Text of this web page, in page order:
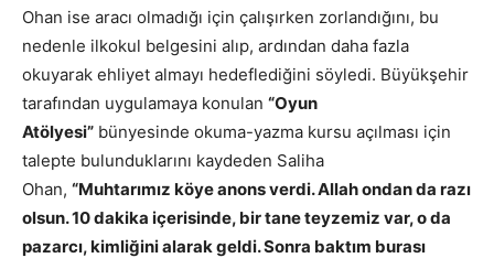
Ohan ise aracı olmadığı için çalışırken zorlandığını, bu
nedenle ilkokul belgesini alıp, ardından daha fazla
okuyarak ehliyet almayı hedeflediğini söyledi. Büyükşehir
tarafından uygulamaya konulan “Oyun
Atölyesi” bünyesinde okuma-yazma kursu açılması için
talepte bulunduklarını kaydeden Saliha
Ohan, “Muhtarımız köye anons verdi. Allah ondan da razı
olsun. 10 dakika içerisinde, bir tane teyzemiz var, o da
pazarcı, kimliğini alarak geldi. Sonra baktım burası